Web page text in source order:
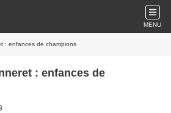
MENU
: enfances de champions
: enfances de